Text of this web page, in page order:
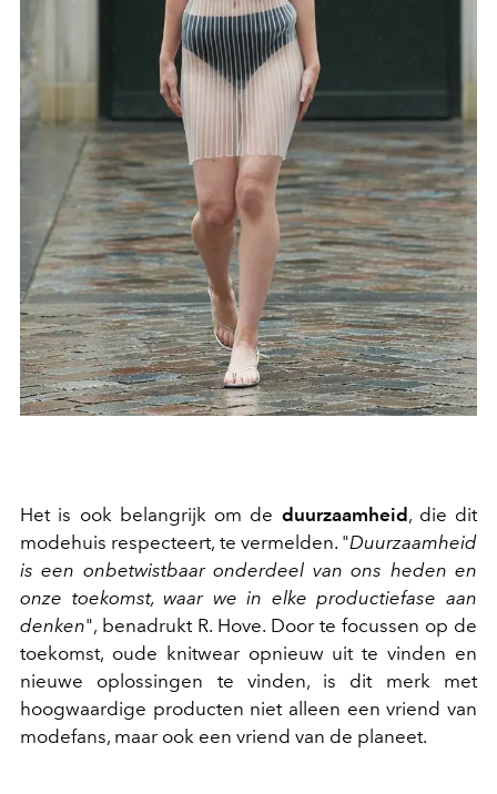
Het is ook belangrijk om de duurzaamheid, die dit
modehuis respecteert, te vermelden. "Duurzaamheid
is een onbetwistbaar onderdeel van ons heden en
onze toekomst, waar we in elke productiefase aan
denken", benadrukt R. Hove. Door te focussen op de
toekomst, oude knitwear opnieuw uit te vinden en
nieuwe oplossingen te vinden, is dit merk met
hoogwaardige producten niet alleen een vriend van
modefans, maar ook een vriend van de planeet.